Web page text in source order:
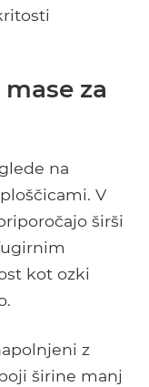
za
na
V
širši
kot ozki
z
širine manj